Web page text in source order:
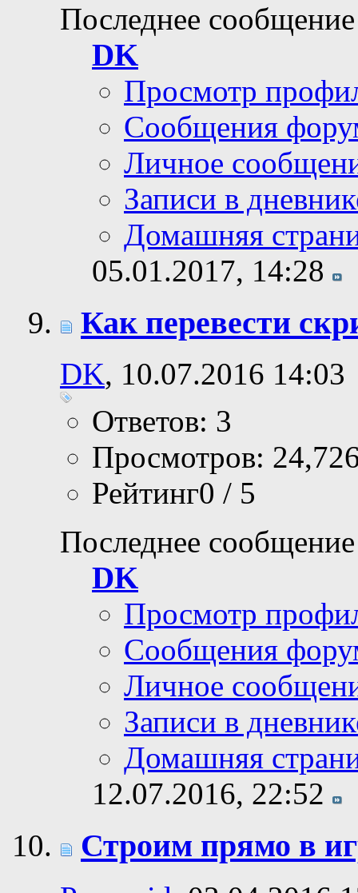
Последнее
DK
Просмотр
Сообщения
Личное
Записи в
Домашняя
05.01.2017, 14:28
Как перевести
DK, 10.07.2016 14:03
Ответов: 3
Просмотров:
Рейтинг0 / 5
Последнее
DK
Просмотр
Сообщения
Личное
Записи в
Домашняя
12.07.2016, 22:52
Строим прямо в